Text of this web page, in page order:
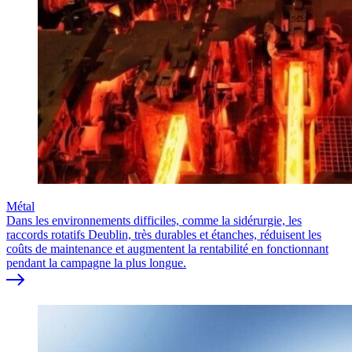
Métal
Dans les environnements difficiles, comme la sidérurgie, les
raccords rotatifs Deublin, très durables et étanches, réduisent les
coûts de maintenance et augmentent la rentabilité en fonctionnant
pendant la campagne la plus longue.